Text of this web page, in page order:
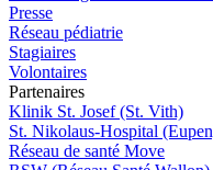
Presse
Réseau pédiatrie
Stagiaires
Volontaires
Partenaires
Klinik St. Josef (St. Vith)
St. Nikolaus-Hospital
Réseau de santé Move